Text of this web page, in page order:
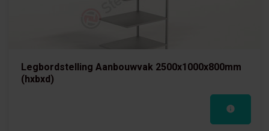
Legbordstelling Aanbouwvak 2500x1000x800mm
(hxbxd)